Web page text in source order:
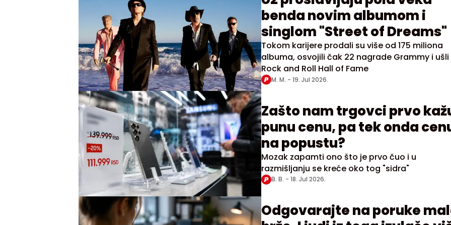
benda novim albumom i
singlom "Street of Dreams"
Tokom karijere prodali su više od 175 miliona
albuma, osvojili čak 22 nagrade Grammy i ušli
Rock and Roll Hall of Fame
M. M. - 19. Jul 2026.
Zašto nam trgovci prvo
punu cenu, pa tek onda
na popustu?
Mozak zapamti ono što je prvo čuo i u
razmišljanju se kreće oko tog "sidra"
B. B. - 18. Jul 2026.
Odgovarajte na poruke